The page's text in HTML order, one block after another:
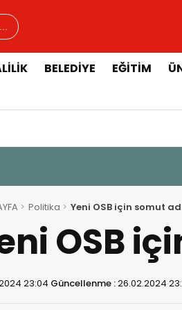
BELEDIYE EĞITIM
Politika Yeni OSB için somut
OSB
23:04 Güncellenme :26.02.2024